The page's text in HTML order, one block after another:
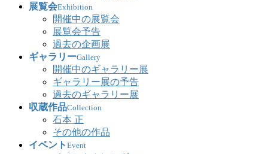
展覧会Exhibition
開催中の展覧会
展覧会予告
過去の企画展
ギャラリーGallery
開催中のギャラリー展
ギャラリー展の予告
過去のギャラリー展
収蔵作品Collection
石本 正
その他の作品
イベント Event